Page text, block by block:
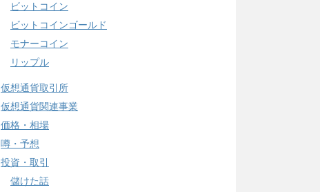
ビットコイン
ビットコインゴールド
モナーコイン
リップル
仮想通貨取引所
仮想通貨関連事業
価格・相場
噂・予想
投資・取引
儲けた話